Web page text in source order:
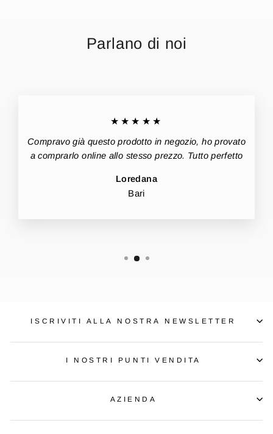
Parlano di noi
★★★★★
Compravo già questo prodotto in negozio, ho provato
a comprarlo online allo stesso prezzo. Tutto perfetto
Loredana
Bari
ISCRIVITI ALLA NOSTRA NEWSLETTER
I NOSTRI PUNTI VENDITA
AZIENDA